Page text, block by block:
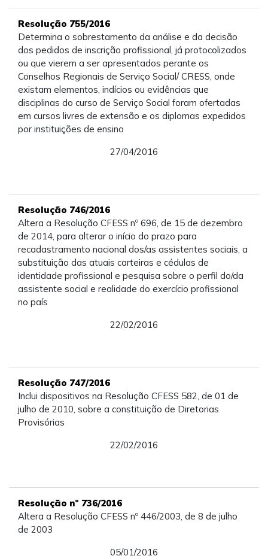
Resolução 755/2016
Determina o sobrestamento da análise e da decisão
dos pedidos de inscrição profissional, já protocolizados
ou que vierem a ser apresentados perante os
Conselhos Regionais de Serviço Social/ CRESS, onde
existam elementos, indícios ou evidências que
disciplinas do curso de Serviço Social foram ofertadas
em cursos livres de extensão e os diplomas expedidos
por instituições de ensino
27/04/2016
Resolução 746/2016
Altera a Resolução CFESS nº 696, de 15 de dezembro
de 2014, para alterar o início do prazo para
recadastramento nacional dos/as assistentes sociais, a
substituição das atuais carteiras e cédulas de
identidade profissional e pesquisa sobre o perfil do/da
assistente social e realidade do exercício profissional
no país
22/02/2016
Resolução 747/2016
Inclui dispositivos na Resolução CFESS 582, de 01 de
julho de 2010, sobre a constituição de Diretorias
Provisórias
22/02/2016
Resolução nº 736/2016
Altera a Resolução CFESS nº 446/2003, de 8 de julho
de 2003
05/01/2016